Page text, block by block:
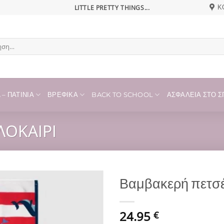
LITTLE PRETTY THINGS...
ΠΑΤΊΝΙΑ ΒΡΕΦΙΚΆ BACK TO SCHOOL ΑΣΦΆΛΕΙΑ ΣΤΟ
Βαμβακερή
24.95 €